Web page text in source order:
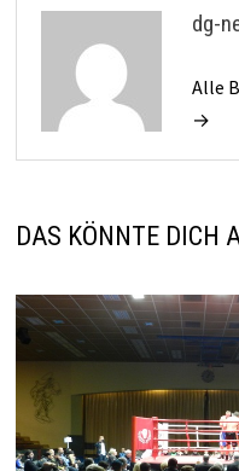
dg-
Alle
→
DAS KÖNNTE DICH